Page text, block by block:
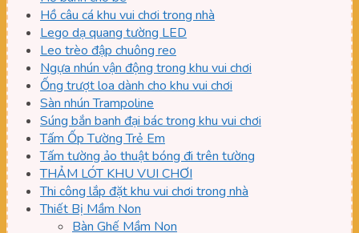
Hồ câu cá khu vui chơi trong nhà
Lego dạ quang tường LED
Leo trèo đập chuông reo
Ngựa nhún vận động trong khu vui chơi
Ống trượt loa dành cho khu vui chơi
Sàn nhún Trampoline
Súng bắn banh đại bác trong khu vui chơi
Tấm Ốp Tường Trẻ Em
Tấm tường ảo thuật bóng đi trên tường
THẢM LÓT KHU VUI CHƠI
Thi công lắp đặt khu vui chơi trong nhà
Thiết Bị Mầm Non
Bàn Ghế Mầm Non